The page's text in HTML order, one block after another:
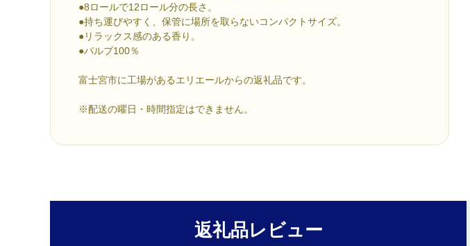
●8ロールで12ロール分の長さ。
●持ち運びやすく、保管に場所を取らないコンパクトサイズ。
●リラックス感のある香り。
●パルプ100％
富士宮市に工場があるエリエールからの返礼品です。
※配送の曜日・時間指定はできません。
返礼品レビュー